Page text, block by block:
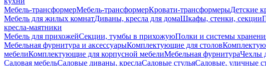
Мебель-трансформерМебель-трансформерКровати-трансформерыДетские
Мебель для жилых комнатДиваны, кресла для домаШкафы, стенки, секции
кресла-маятники
Мебель для прихожейСекции, тумбы в прихожуюПолки и системы
Мебельная фурнитура и аксессуарыКомплектующие для столов
мебелиКомплектующие для корпусной мебелиМебельная фурнитураЧехлы
Садовая мебельСадовые диваны, креслаСадовые стульяСадовые, уличные